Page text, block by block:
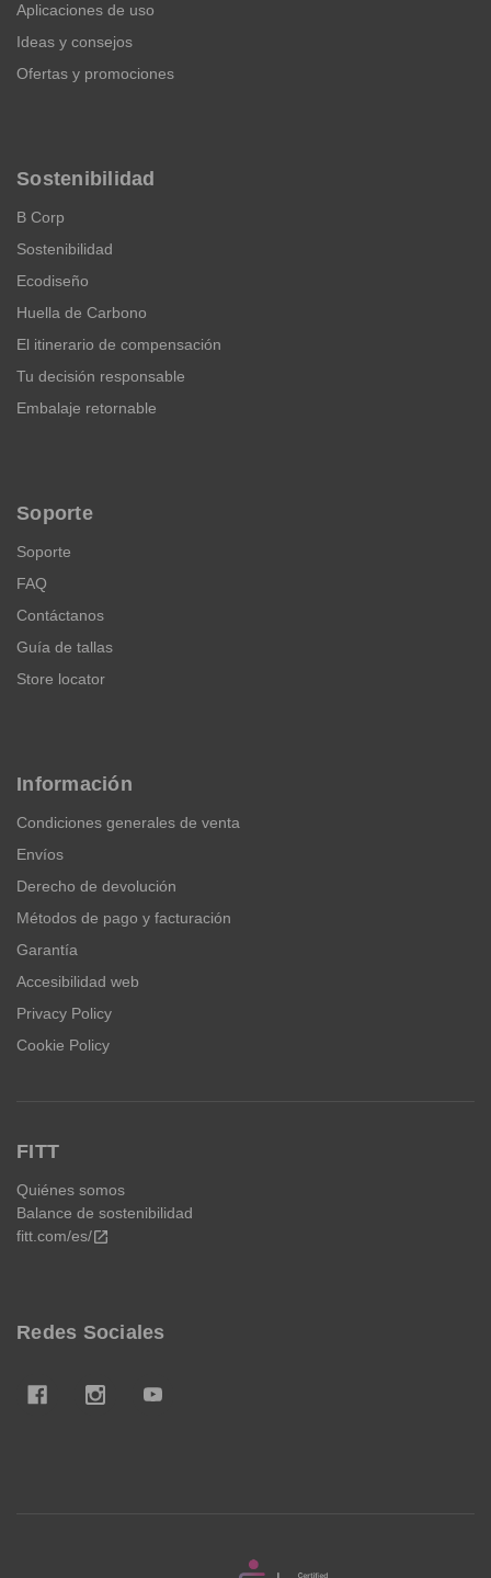
Aplicaciones de uso
Ideas y consejos
Ofertas y promociones
Sostenibilidad
B Corp
Sostenibilidad
Ecodiseño
Huella de Carbono
El itinerario de compensación
Tu decisión responsable
Embalaje retornable
Soporte
Soporte
FAQ
Contáctanos
Guía de tallas
Store locator
Información
Condiciones generales de venta
Envíos
Derecho de devolución
Métodos de pago y facturación
Garantía
Accesibilidad web
Privacy Policy
Cookie Policy
FITT
Quiénes somos
Balance de sostenibilidad
fitt.com/es/open_in_new
Redes Sociales
FITT